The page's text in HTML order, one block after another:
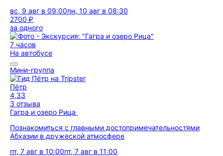
вс, 9 авг в 09:00пн, 10 авг в 08:30
2700 ₽
за одного
7 часов
На автобусе
Мини-группа
Пётр
4,33
3 отзыва
Гагра и озеро Рица
Познакомиться с главными достопримечательностями
Абхазии в дружеской атмосфере
пт, 7 авг в 10:00пт, 7 авг в 11:00